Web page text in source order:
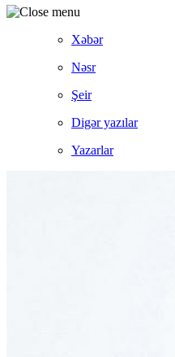
Xəbər
Nəsr
Şeir
Digər yazılar
Yazarlar